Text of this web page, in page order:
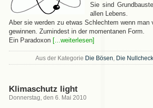
Sie sind
allen Lebens.
Aber sie werden zu etwas Schlechtem wenn man
gewinnen. Zumindest in der momentanen Form.
Ein Paradoxon [...weiterlesen]
Aus der Kategorie Die Bösen, Die
Klimaschutz light
Donnerstag, den 6. Mai 2010